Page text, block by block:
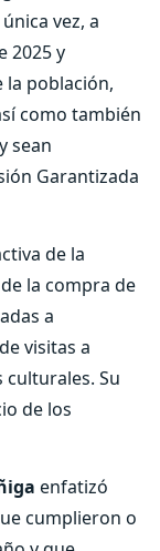
vez, a
2025 y
la población,
como también
sean
Garantizada
de la
la compra de
a
visitas a
Su
de los
enfatizó
cumplieron o